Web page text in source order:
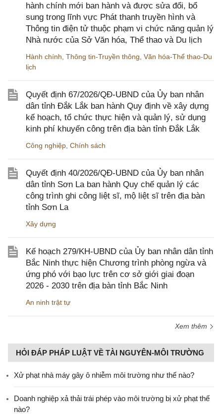
hành chính mới ban hành và được sửa đổi, bổ
sung trong lĩnh vực Phát thanh truyền hình và
Thông tin điện tử thuộc phạm vi chức năng quản lý
Nhà nước của Sở Văn hóa, Thể thao và Du lịch
Hành chính Thông tin-Truyền thông Văn hóa-Thể thao-Du
lịch
Quyết định 67/2026/QĐ-UBND của Ủy ban nhân
dân tỉnh Đắk Lắk ban hành Quy định về xây dựng
kế hoạch, tổ chức thực hiện và quản lý, sử dụng
kinh phí khuyến công trên địa bàn tỉnh Đắk Lắk
Công nghiệp Chính sách
Quyết định 40/2026/QĐ-UBND của Ủy ban nhân
dân tỉnh Sơn La ban hành Quy chế quản lý các
công trình ghi công liệt sĩ, mộ liệt sĩ trên địa bàn
tỉnh Sơn La
Xây dựng
Kế hoạch 279/KH-UBND của Ủy ban nhân dân tỉnh
Bắc Ninh thực hiện Chương trình phòng ngừa và
ứng phó với bạo lực trên cơ sở giới giai đoạn
2026 - 2030 trên địa bàn tỉnh Bắc Ninh
An ninh trật tự
Xem thêm
HỎI ĐÁP PHÁP LUẬT VỀ TÀI NGUYÊN-MÔI TRƯỜNG
Xử phạt nhà máy gây ô nhiễm môi trường như thế nào?
Doanh nghiệp xả thải trái phép vào môi trường bị xử phạt thế
nào?